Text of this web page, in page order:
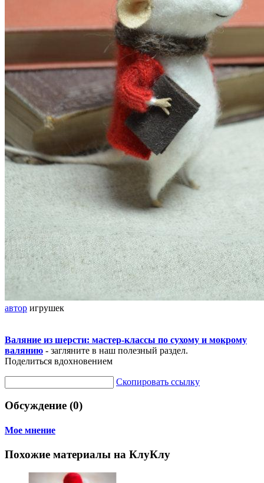
автор игрушек
Валяние из шерсти: мастер-классы по сухому и мокрому
валянию - загляните в наш полезный раздел.
Поделиться вдохновением
Скопировать ссылку
Обсуждение (0)
Мое мнение
Похожие материалы на КлуКлу